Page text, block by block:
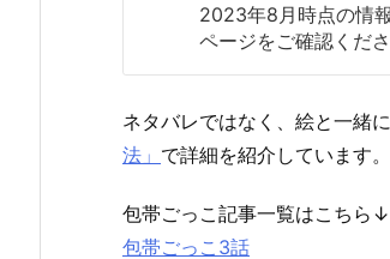
2023年8月時点の情
ページをご確認くださ
ネタバレではなく、絵と一緒
法」 で詳細を紹介しています。
包帯ごっこ記事一覧はこちら↓
包帯ごっこ3話